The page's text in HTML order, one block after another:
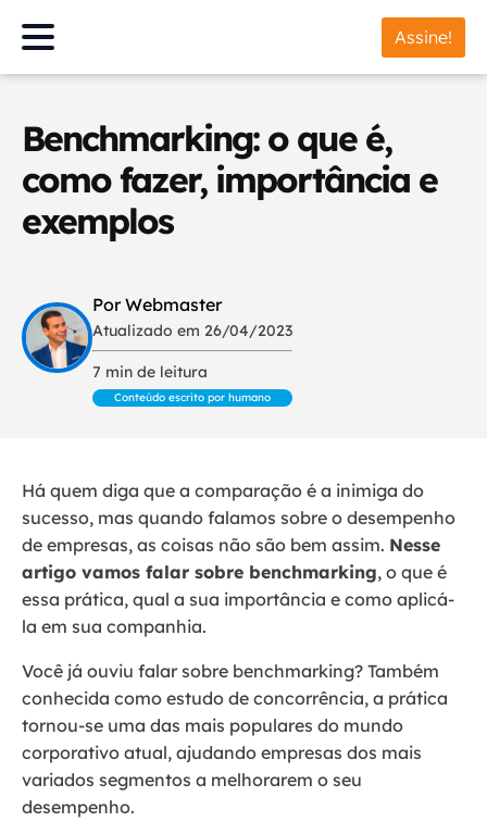
Assine!
Benchmarking: o que é,
como fazer, importância e
exemplos
Por Webmaster
Atualizado em 26/04/2023
7 min de leitura
Conteúdo escrito por humano
Há quem diga que a comparação é a inimiga do
sucesso, mas quando falamos sobre o desempenho
de empresas, as coisas não são bem assim. Nesse
artigo vamos falar sobre benchmarking, o que é
essa prática, qual a sua importância e como aplicá-
la em sua companhia.
Você já ouviu falar sobre benchmarking? Também
conhecida como estudo de concorrência, a prática
tornou-se uma das mais populares do mundo
corporativo atual, ajudando empresas dos mais
variados segmentos a melhorarem o seu
desempenho.